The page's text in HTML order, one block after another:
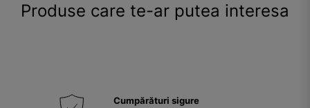
Produse care te-ar putea interesa
Cumpărături sigure